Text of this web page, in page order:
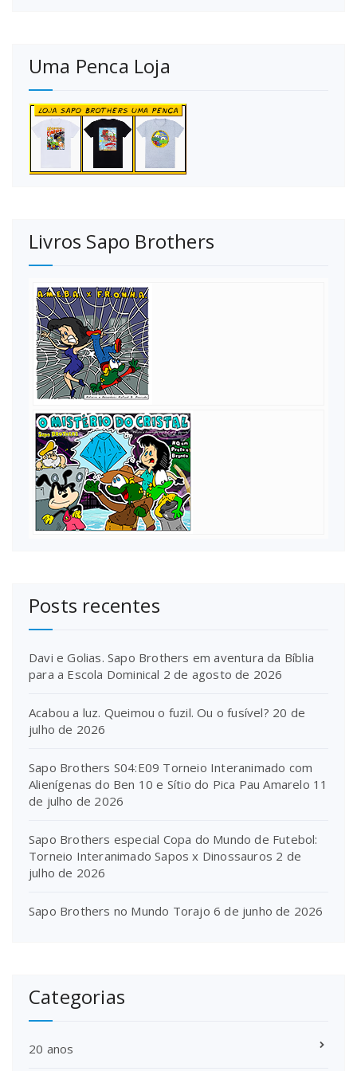
Uma Penca Loja
Livros Sapo Brothers
Posts recentes
Davi e Golias. Sapo Brothers em aventura da Bíblia
para a Escola Dominical 2 de agosto de 2026
Acabou a luz. Queimou o fuzil. Ou o fusível? 20 de
julho de 2026
Sapo Brothers S04:E09 Torneio Interanimado com
Alienígenas do Ben 10 e Sítio do Pica Pau Amarelo 11
de julho de 2026
Sapo Brothers especial Copa do Mundo de Futebol:
Torneio Interanimado Sapos x Dinossauros 2 de
julho de 2026
Sapo Brothers no Mundo Torajo 6 de junho de 2026
Categorias
20 anos